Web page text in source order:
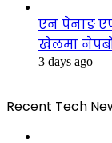
एन पेनाङ
खेलमा
3 days ago
Recent Tech